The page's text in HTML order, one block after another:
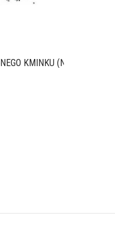
KMINKU (NIGELLA...